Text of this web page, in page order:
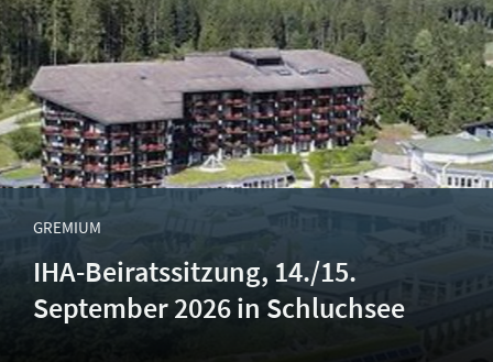
GREMIUM
IHA-Beiratssitzung, 14./15.
September 2026 in Schluchsee